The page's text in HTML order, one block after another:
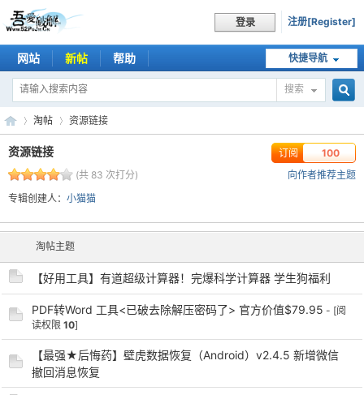
登录 注册[Register]
快捷导航
网站 新帖 帮助
搜索
索
爱
淘帖 资源链接
资源链接 100
订阅
向作者推荐主题
(共 83 次打分)
专辑创建人： 小猫猫
淘帖主题
【好用工具】有道超级计算器！完爆科学计算器 学生狗福利
PDF转Word 工具<已破去除解压密码了> 官方价值$79.95 - [阅
读权限 10]
【最强★后悔药】壁虎数据恢复（Android）v2.4.5 新增微信
撤回消息恢复